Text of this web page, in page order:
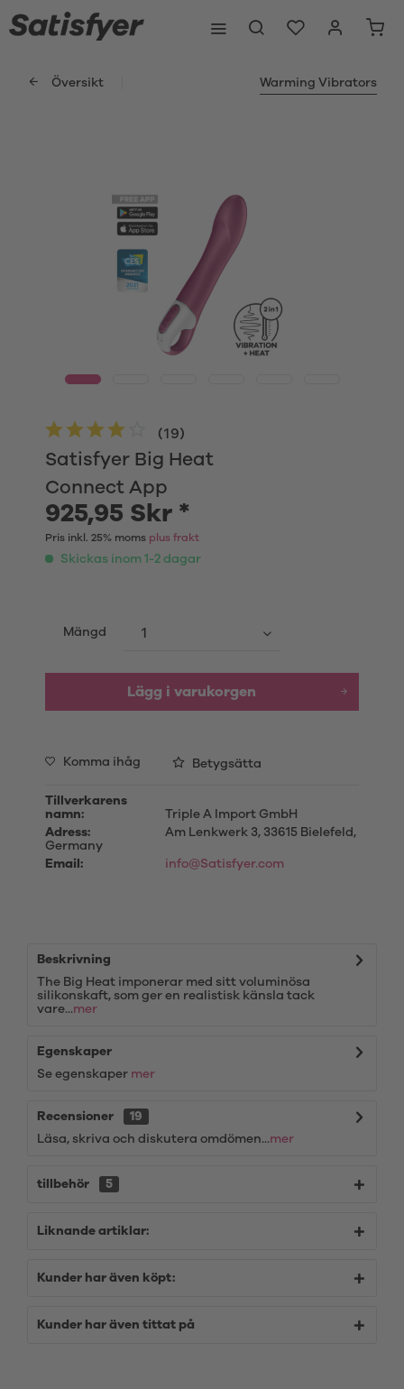
Översikt Warming Vibrators
Satisfyer Big Heat
Connect App
(19)
925,95 Skr *
Pris inkl. 25% moms plus frakt
Skickas inom 1-2 dagar
Mängd
Lägg i varukorgen
Komma ihåg Betygsätta
Tillverkarens
namn:
Triple A Import GmbH
Adress:
Am Lenkwerk 3, 33615 Bielefeld,
Germany
Email:
info@Satisfyer.com
Beskrivning
The Big Heat imponerar med sitt voluminösa
silikonskaft, som ger en realistisk känsla tack
vare...mer
Egenskaper
Se egenskaper mer
Recensioner
19
Läsa, skriva och diskutera omdömen...mer
tillbehör 5
Liknande artiklar:
Kunder har även köpt:
Kunder har även tittat på